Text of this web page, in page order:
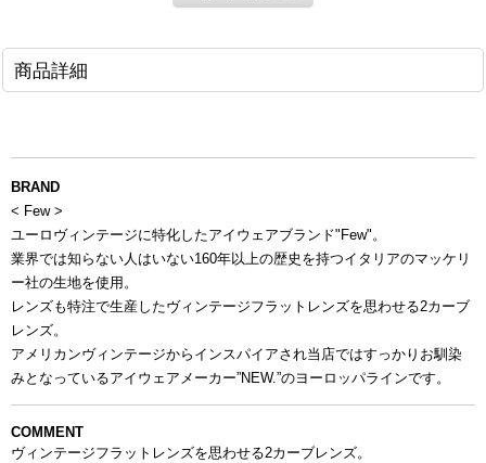
商品詳細
BRAND
< Few >
ユーロヴィンテージに特化したアイウェアブランド"Few"。
業界では知らない人はいない160年以上の歴史を持つイタリアのマッケリ
ー社の生地を使用。
レンズも特注で生産したヴィンテージフラットレンズを思わせる2カーブ
レンズ。
アメリカンヴィンテージからインスパイアされ当店ではすっかりお馴染
みとなっているアイウェアメーカー”NEW.”のヨーロッパラインです。
COMMENT
ヴィンテージフラットレンズを思わせる2カーブレンズ。